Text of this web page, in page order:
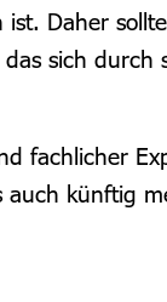
ist. Daher
sich durch
fachlicher
auch künftig